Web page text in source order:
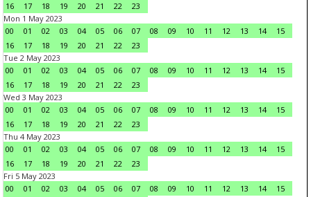
16
17 18 19 20 21 22
23
Mon 1 May 2023
00
01 02 03 04 05 06 07 08 09 10 11 12 13 14
15
16
17 18 19 20 21 22
23
Tue 2 May 2023
00
01 02 03 04 05 06 07 08 09 10 11 12 13 14
15
16
17 18 19 20 21 22
23
Wed 3 May 2023
00
01 02 03 04 05 06 07 08 09 10 11 12 13 14
15
16
17 18 19 20 21 22
23
Thu 4 May 2023
00
01 02 03 04 05 06 07 08 09 10 11 12 13 14
15
16
17 18 19 20 21 22
23
Fri 5 May 2023
00
01 02 03 04 05 06 07 08 09 10 11 12 13 14
15